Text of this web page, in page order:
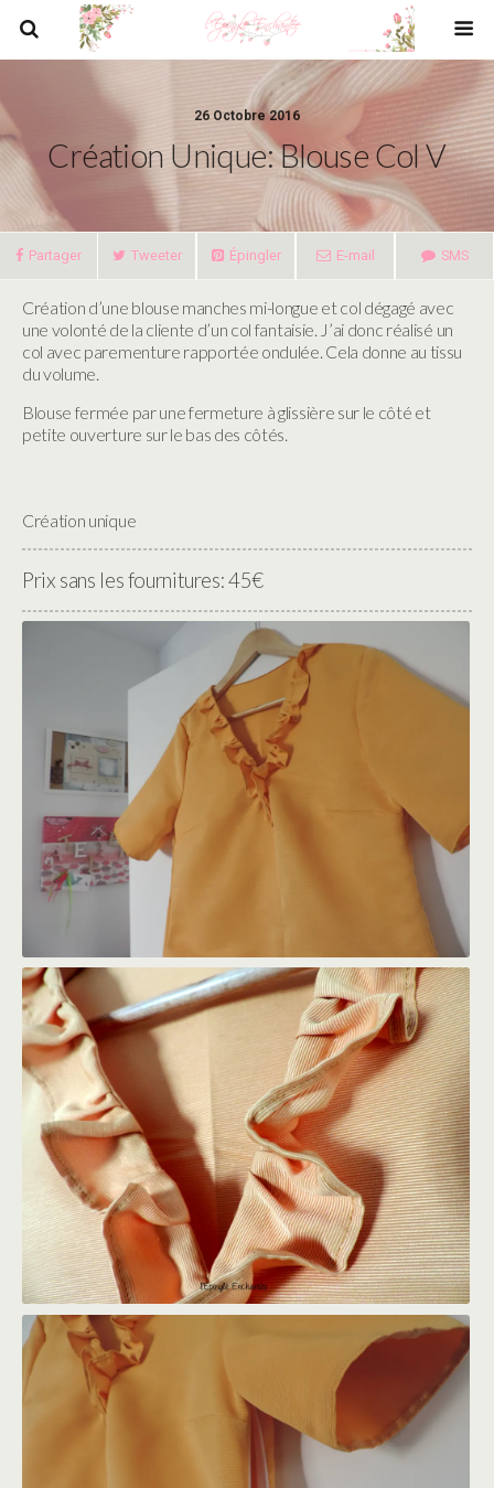
26 Octobre 2016
Création Unique: Blouse Col V
Partager Tweeter Épingler E-mail SMS
Création d’une blouse manches mi-longue et col dégagé avec
une volonté de la cliente d’un col fantaisie. J’ai donc réalisé un
col avec parementure rapportée ondulée. Cela donne au tissu
du volume.
Blouse fermée par une fermeture à glissière sur le côté et
petite ouverture sur le bas des côtés.
Création unique
Prix sans les fournitures: 45€